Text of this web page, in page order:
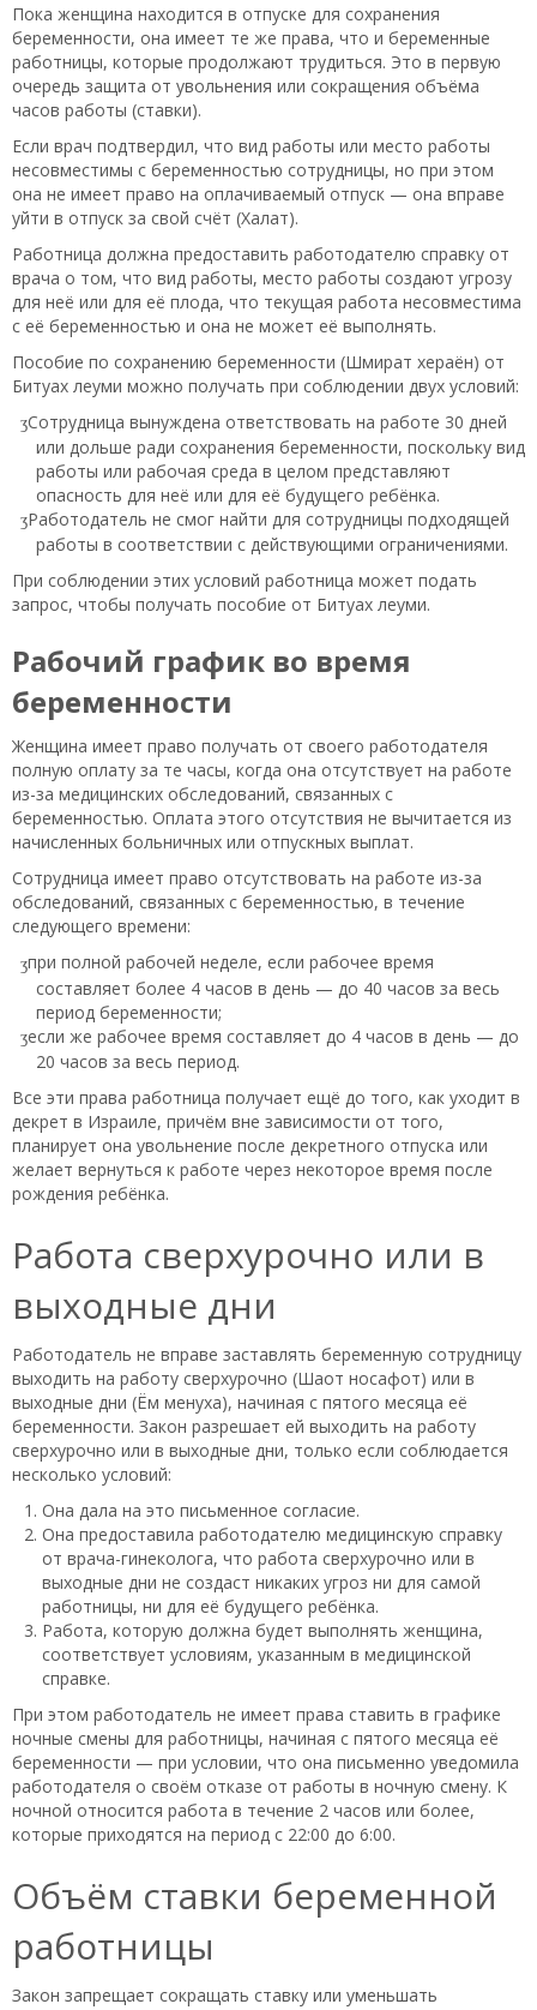
Пока женщина находится в отпуске для сохранения
беременности, она имеет те же права, что и беременные
работницы, которые продолжают трудиться. Это в первую
очередь защита от увольнения или сокращения объёма
часов работы (ставки).
Если врач подтвердил, что вид работы или место работы
несовместимы с беременностью сотрудницы, но при этом
она не имеет право на оплачиваемый отпуск — она вправе
уйти в отпуск за свой счёт (Халат).
Работница должна предоставить работодателю справку от
врача о том, что вид работы, место работы создают угрозу
для неё или для её плода, что текущая работа несовместима
с её беременностью и она не может её выполнять.
Пособие по сохранению беременности (Шмират хераён) от
Битуах леуми можно получать при соблюдении двух условий:
Сотрудница вынуждена ответствовать на работе 30 дней
или дольше ради сохранения беременности, поскольку вид
работы или рабочая среда в целом представляют
опасность для неё или для её будущего ребёнка.
Работодатель не смог найти для сотрудницы подходящей
работы в соответствии с действующими ограничениями.
При соблюдении этих условий работница может подать
запрос, чтобы получать пособие от Битуах леуми.
Рабочий график во время
беременности
Женщина имеет право получать от своего работодателя
полную оплату за те часы, когда она отсутствует на работе
из-за медицинских обследований, связанных с
беременностью. Оплата этого отсутствия не вычитается из
начисленных больничных или отпускных выплат.
Сотрудница имеет право отсутствовать на работе из-за
обследований, связанных с беременностью, в течение
следующего времени:
при полной рабочей неделе, если рабочее время
составляет более 4 часов в день — до 40 часов за весь
период беременности;
если же рабочее время составляет до 4 часов в день — до
20 часов за весь период.
Все эти права работница получает ещё до того, как уходит в
декрет в Израиле, причём вне зависимости от того,
планирует она увольнение после декретного отпуска или
желает вернуться к работе через некоторое время после
рождения ребёнка.
Работа сверхурочно или в
выходные дни
Работодатель не вправе заставлять беременную сотрудницу
выходить на работу сверхурочно (Шаот носафот) или в
выходные дни (Ём менуха), начиная с пятого месяца её
беременности. Закон разрешает ей выходить на работу
сверхурочно или в выходные дни, только если соблюдается
несколько условий:
Она дала на это письменное согласие.
Она предоставила работодателю медицинскую справку
от врача-гинеколога, что работа сверхурочно или в
выходные дни не создаст никаких угроз ни для самой
работницы, ни для её будущего ребёнка.
Работа, которую должна будет выполнять женщина,
соответствует условиям, указанным в медицинской
справке.
При этом работодатель не имеет права ставить в графике
ночные смены для работницы, начиная с пятого месяца её
беременности — при условии, что она письменно уведомила
работодателя о своём отказе от работы в ночную смену. К
ночной относится работа в течение 2 часов или более,
которые приходятся на период с 22:00 до 6:00.
Объём ставки беременной
работницы
Закон запрещает сокращать ставку или уменьшать